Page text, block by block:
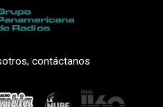
contáctanos